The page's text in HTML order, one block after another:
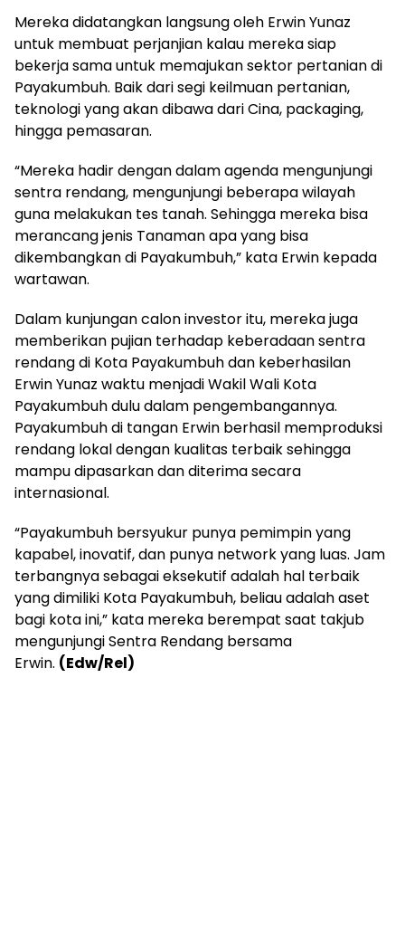
Mereka didatangkan langsung oleh Erwin Yunaz
untuk membuat perjanjian kalau mereka siap
bekerja sama untuk memajukan sektor pertanian di
Payakumbuh. Baik dari segi keilmuan pertanian,
teknologi yang akan dibawa dari Cina, packaging,
hingga pemasaran.
“Mereka hadir dengan dalam agenda mengunjungi
sentra rendang, mengunjungi beberapa wilayah
guna melakukan tes tanah. Sehingga mereka bisa
merancang jenis Tanaman apa yang bisa
dikembangkan di Payakumbuh,” kata Erwin kepada
wartawan.
Dalam kunjungan calon investor itu, mereka juga
memberikan pujian terhadap keberadaan sentra
rendang di Kota Payakumbuh dan keberhasilan
Erwin Yunaz waktu menjadi Wakil Wali Kota
Payakumbuh dulu dalam pengembangannya.
Payakumbuh di tangan Erwin berhasil memproduksi
rendang lokal dengan kualitas terbaik sehingga
mampu dipasarkan dan diterima secara
internasional.
“Payakumbuh bersyukur punya pemimpin yang
kapabel, inovatif, dan punya network yang luas. Jam
terbangnya sebagai eksekutif adalah hal terbaik
yang dimiliki Kota Payakumbuh, beliau adalah aset
bagi kota ini,” kata mereka berempat saat takjub
mengunjungi Sentra Rendang bersama
Erwin. (Edw/Rel)